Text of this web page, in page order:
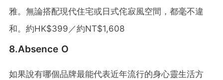
雅。無論搭配現代住宅或日式侘寂風空間，都毫不違
和。 約HK$399 ／約NT$1,608
8.Absence O
如果說有哪個品牌最能代表近年流行的身心靈生活方